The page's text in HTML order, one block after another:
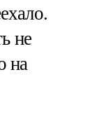
не
на